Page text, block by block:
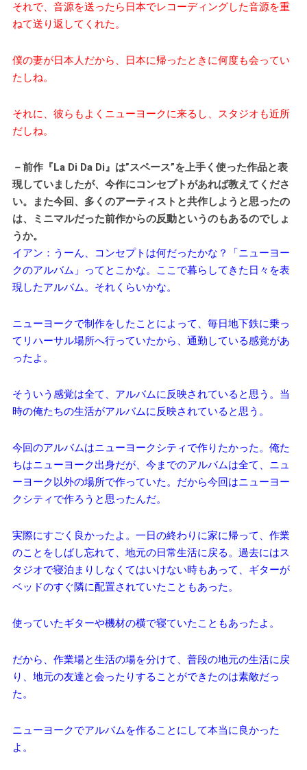
それで、音源を送ったら日本でレコーディングした音源を重
ねて送り返してくれた。
僕の妻が日本人だから、日本に帰ったときに何度も会ってい
たしね。
それに、彼らもよくニューヨークに来るし、スタジオも近所
だしね。
－前作『La Di Da Di』は”スペース”を上手く使った作品と表
現していましたが、今作にコンセプトがあれば教えてくださ
い。また今回、多くのアーティストと共作しようと思ったの
は、ミニマルだった前作からの反動というのもあるのでしょ
うか。
イアン：うーん、コンセプトは何だったかな？「ニューヨー
クのアルバム」ってとこかな。ここで暮らしてきた日々を表
現したアルバム。それくらいかな。
ニューヨークで制作をしたことによって、毎日地下鉄に乗っ
てリハーサル場所へ行っていたから、通勤している感覚があ
ったよ。
そういう感覚は全て、アルバムに反映されていると思う。当
時の俺たちの生活がアルバムに反映されていると思う。
今回のアルバムはニューヨークシティで作りたかった。俺た
ちはニューヨーク出身だが、今までのアルバムは全て、ニュ
ーヨーク以外の場所で作っていた。だから今回はニューヨー
クシティで作ろうと思ったんだ。
実際にすごく良かったよ。一日の終わりに家に帰って、作業
のことをしばし忘れて、地元の日常生活に戻る。過去にはス
タジオで寝泊まりしなくてはいけない時もあって、ギターが
ベッドのすぐ隣に配置されていたこともあった。
使っていたギターや機材の横で寝ていたこともあったよ。
だから、作業場と生活の場を分けて、普段の地元の生活に戻
り、地元の友達と会ったりすることができたのは素敵だっ
た。
ニューヨークでアルバムを作ることにして本当に良かった
よ。